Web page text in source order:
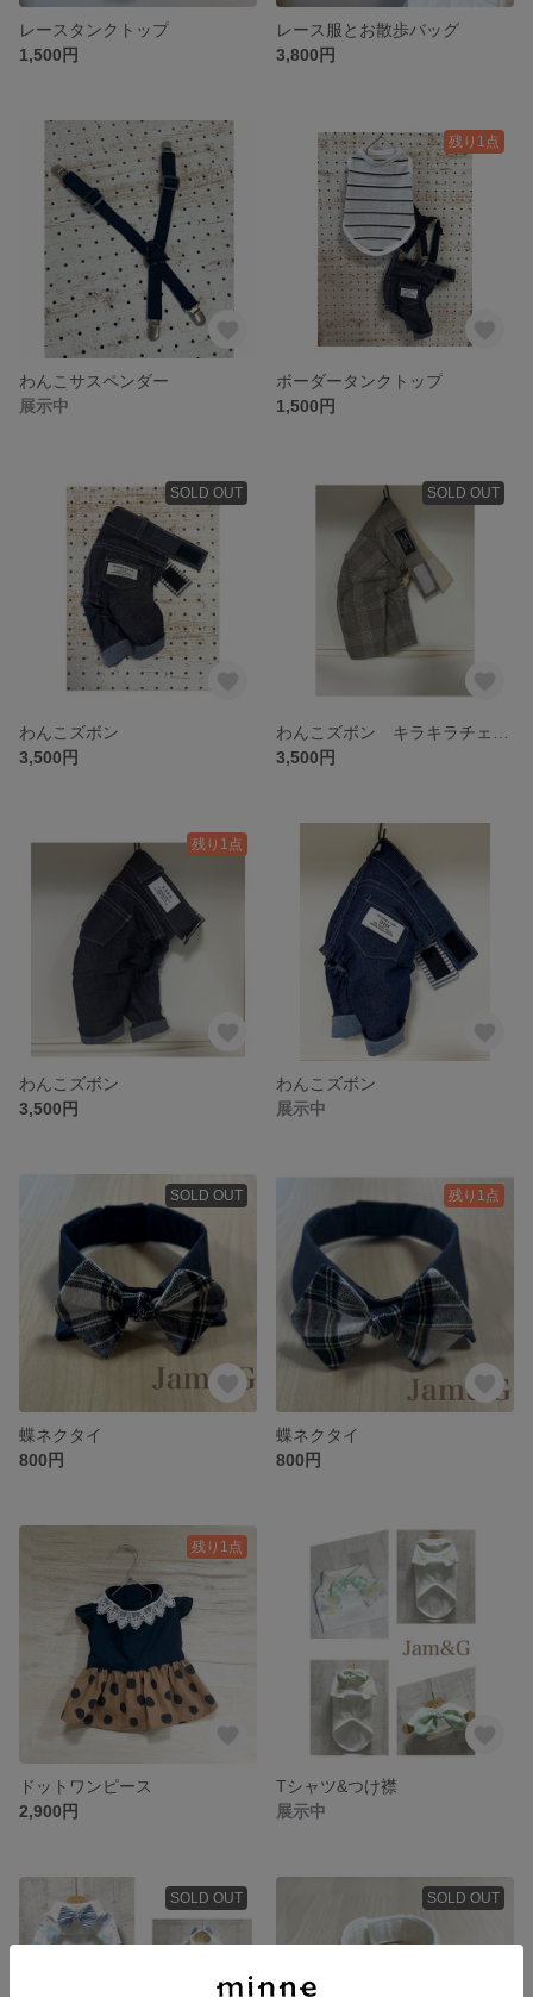
レースタンクトップ
1,500円
レース服とお散歩バッグ
3,800円
わんこサスペンダー
展示中
残り1点
ボーダータンクトップ
1,500円
SOLD OUT
わんこズボン
3,500円
SOLD OUT
3,500円
残り1点
わんこズボン
3,500円
わんこズボン
展示中
SOLD OUT
蝶ネクタイ
800円
残り1点
蝶ネクタイ
800円
残り1点
ドットワンピース
2,900円
Tシャツ&つけ襟
展示中
SOLD OUT SOLD OUT